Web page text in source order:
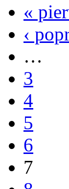
«
‹
…
3
4
5
6
7